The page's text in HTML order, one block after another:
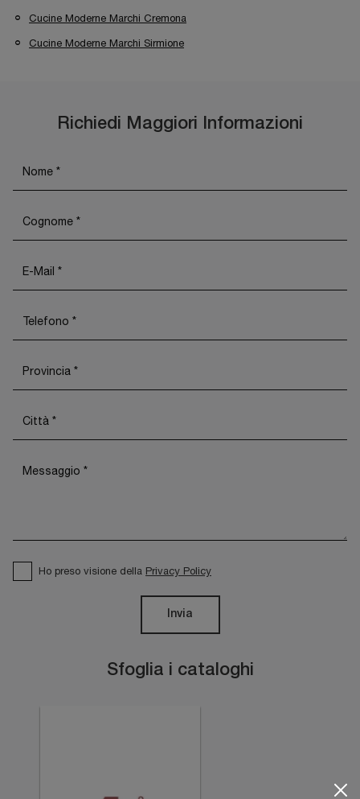
Cucine Moderne Marchi Cremona
Cucine Moderne Marchi Sirmione
Sfoglia i cataloghi
Richiedi Maggiori Informazioni
Ho preso visione della Privacy Policy
Invia